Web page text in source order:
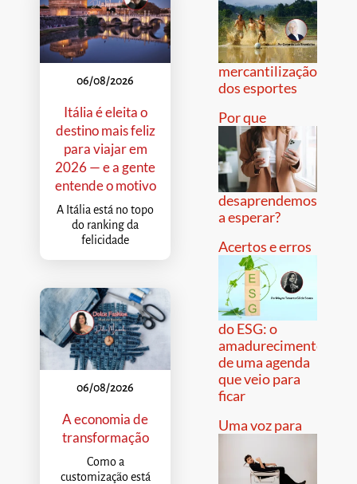
06/08/2026
Itália é eleita o
destino mais feliz
para viajar em
2026 — e a gente
entende o motivo
A Itália está no topo
do ranking da
felicidade
06/08/2026
A economia de
transformação
Como a
customização está
mercantilização
dos esportes
Por que
desaprendemos
a esperar?
Acertos e erros
do ESG: o
amadurecimento
de uma agenda
que veio para
ficar
Uma voz para